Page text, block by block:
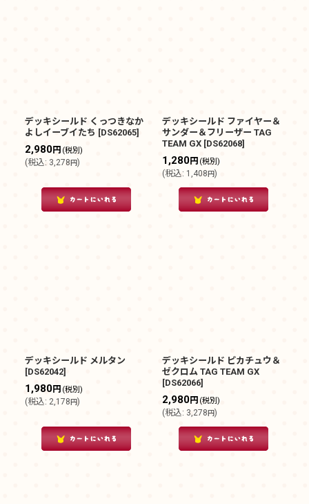
デッキシールド くっつきなか
よしイーブイたち [DS62065]
2,980円 (税別)
(税込: 3,278円)
デッキシールド ファイヤー＆
サンダー＆フリーザー TAG
TEAM GX [DS62068]
1,280円 (税別)
(税込: 1,408円)
デッキシールド メルタン
[DS62042]
1,980円 (税別)
(税込: 2,178円)
デッキシールド ピカチュウ＆
ゼクロム TAG TEAM GX
[DS62066]
2,980円 (税別)
(税込: 3,278円)